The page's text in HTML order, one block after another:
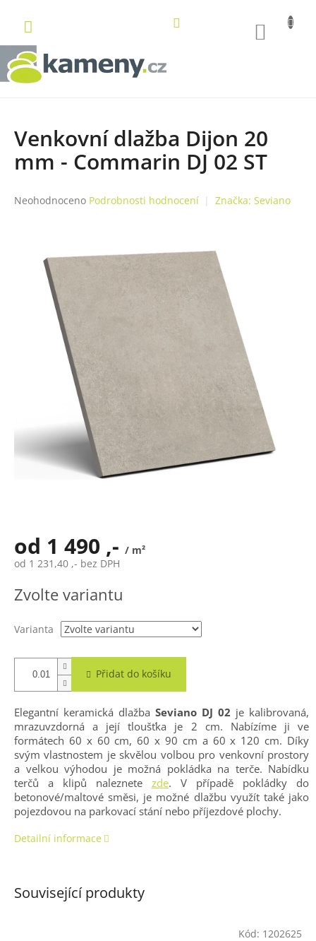
obsah
Venkovní dlažba Dijon 20
mm - Commarin DJ 02 ST
Průměrné
hvězdiček.
Neohodnoceno Podrobnosti hodnocení Značka: Seviano
od 1 490 ,- / m²
od 1 231,40 ,- bez DPH
cena:
Zvolte variantu
Varianta
Přidat do košíku
Elegantní keramická dlažba Seviano DJ 02 je kalibrovaná,
mrazuvzdorná a její tloušťka je 2 cm. Nabízíme ji ve
formátech 60 x 60 cm, 60 x 90 cm a 60 x 120 cm. Díky
svým vlastnostem je skvělou volbou pro venkovní prostory
a velkou výhodou je možná pokládka na terče. Nabídku
terčů a klipů naleznete zde. V případě pokládky do
betonové/maltové směsi, je možné dlažbu využít také jako
pojezdovou na parkovací stání nebo příjezdové plochy.
Detailní informace
Související produkty
Kód: 1202625